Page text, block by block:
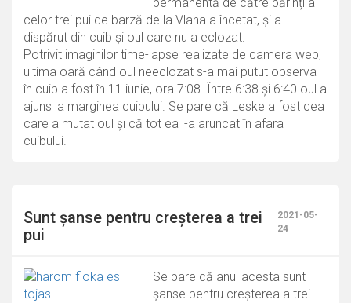
celor trei pui de barză de la Vlaha a încetat, și a
dispărut din cuib și oul care nu a eclozat.
Potrivit imaginilor time-lapse realizate de camera web,
ultima oară când oul neeclozat s-a mai putut observa
în cuib a fost în 11 iunie, ora 7:08. Între 6:38 și 6:40 oul a
ajuns la marginea cuibului. Se pare că Leske a fost cea
care a mutat oul și că tot ea l-a aruncat în afara
cuibului.
Sunt șanse pentru creșterea a trei
pui
2021-05-
24
Se pare că anul acesta sunt
șanse pentru creșterea a trei